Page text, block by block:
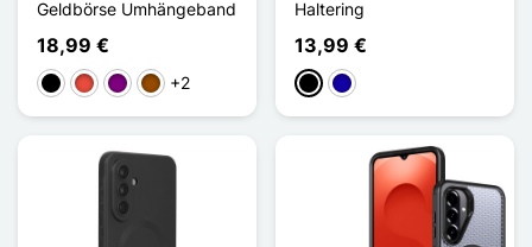
Geldbörse Umhängeband
18,99 €
Schwarz
Rot ViolettBraun
+2
Haltering
13,99 €
SchwarzDunkelblau